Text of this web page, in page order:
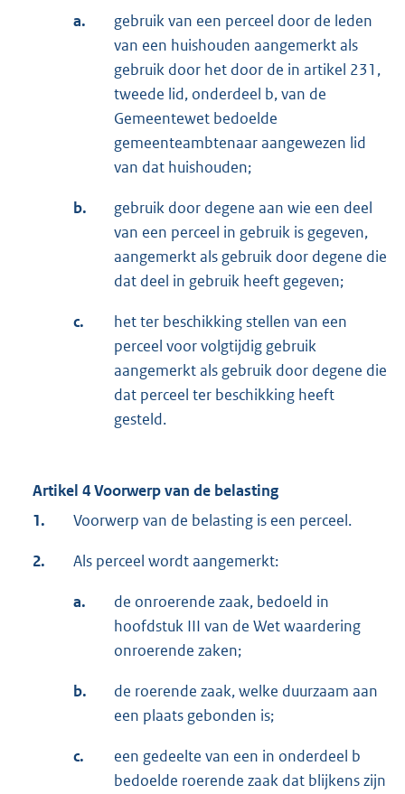
a.
gebruik van een perceel door de leden
van een huishouden aangemerkt als
gebruik door het door de in artikel 231,
tweede lid, onderdeel b, van de
Gemeentewet bedoelde
gemeenteambtenaar aangewezen lid
van dat huishouden;
b.
gebruik door degene aan wie een deel
van een perceel in gebruik is gegeven,
aangemerkt als gebruik door degene die
dat deel in gebruik heeft gegeven;
c.
het ter beschikking stellen van een
perceel voor volgtijdig gebruik
aangemerkt als gebruik door degene die
dat perceel ter beschikking heeft
gesteld.
Artikel 4 Voorwerp van de belasting
1.
Voorwerp van de belasting is een perceel.
2. Als perceel wordt aangemerkt:
a.
de onroerende zaak, bedoeld in
hoofdstuk III van de Wet waardering
onroerende zaken;
b.
de roerende zaak, welke duurzaam aan
een plaats gebonden is;
c.
een gedeelte van een in onderdeel b
bedoelde roerende zaak dat blijkens zijn